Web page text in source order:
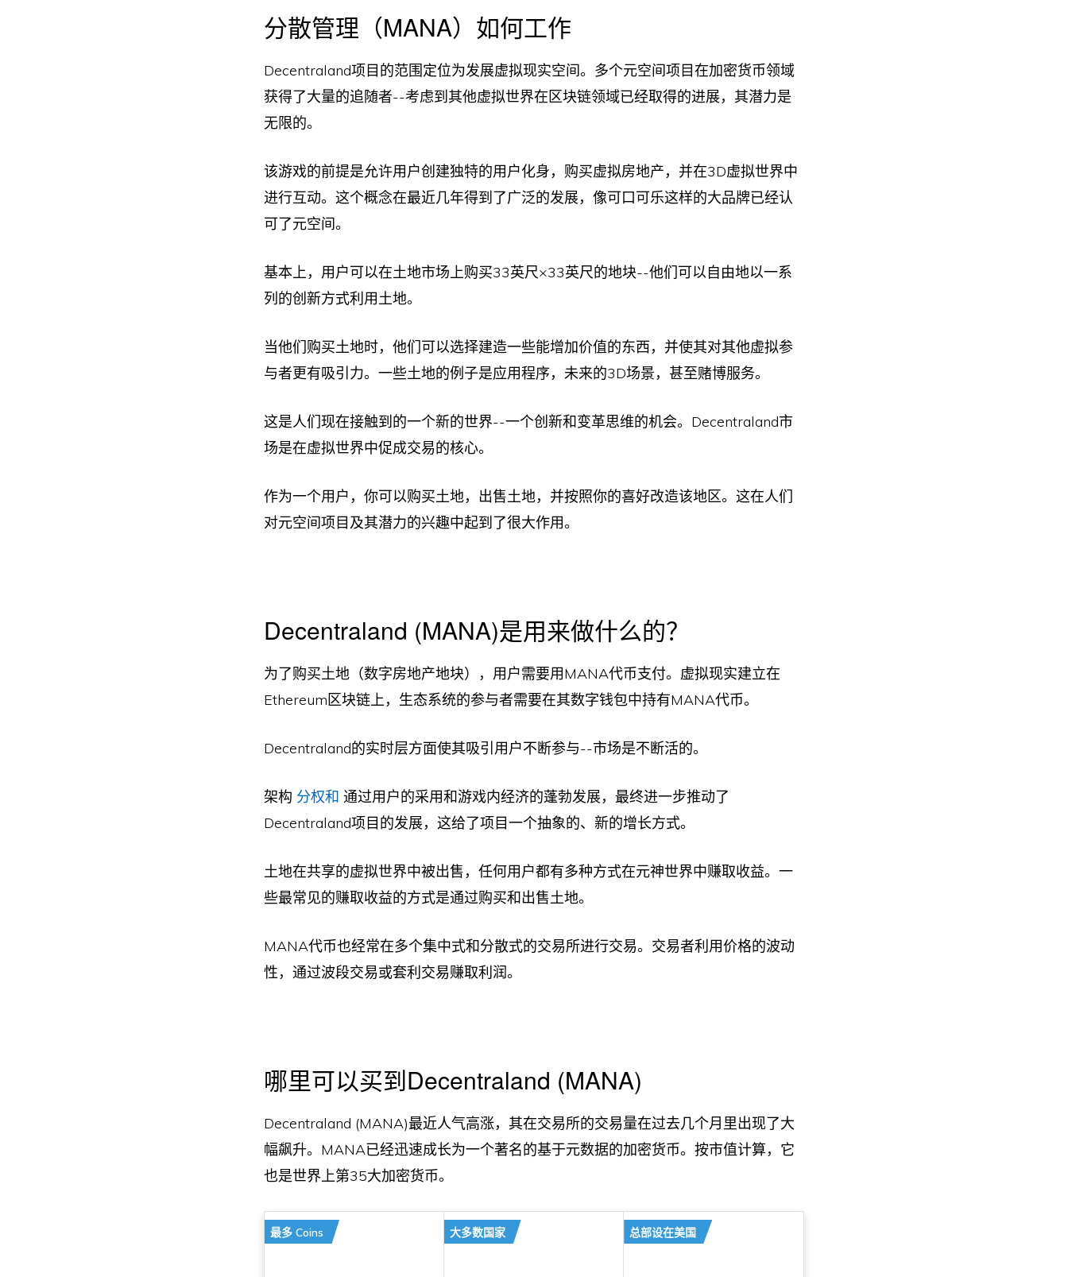
分散管理（MANA）如何工作
Decentraland项目的范围定位为发展虚拟现实空间。多个元空间项目在加密货币领域
获得了大量的追随者--考虑到其他虚拟世界在区块链领域已经取得的进展，其潜力是
无限的。
该游戏的前提是允许用户创建独特的用户化身，购买虚拟房地产，并在3D虚拟世界中
进行互动。这个概念在最近几年得到了广泛的发展，像可口可乐这样的大品牌已经认
可了元空间。
基本上，用户可以在土地市场上购买33英尺×33英尺的地块--他们可以自由地以一系
列的创新方式利用土地。
当他们购买土地时，他们可以选择建造一些能增加价值的东西，并使其对其他虚拟参
与者更有吸引力。一些土地的例子是应用程序，未来的3D场景，甚至赌博服务。
这是人们现在接触到的一个新的世界--一个创新和变革思维的机会。Decentraland市
场是在虚拟世界中促成交易的核心。
作为一个用户，你可以购买土地，出售土地，并按照你的喜好改造该地区。这在人们
对元空间项目及其潜力的兴趣中起到了很大作用。
Decentraland (MANA)是用来做什么的？
为了购买土地（数字房地产地块），用户需要用MANA代币支付。虚拟现实建立在
Ethereum区块链上，生态系统的参与者需要在其数字钱包中持有MANA代币。
Decentraland的实时层方面使其吸引用户不断参与--市场是不断活的。
架构 分权和 通过用户的采用和游戏内经济的蓬勃发展，最终进一步推动了
Decentraland项目的发展，这给了项目一个抽象的、新的增长方式。
土地在共享的虚拟世界中被出售，任何用户都有多种方式在元神世界中赚取收益。一
些最常见的赚取收益的方式是通过购买和出售土地。
MANA代币也经常在多个集中式和分散式的交易所进行交易。交易者利用价格的波动
性，通过波段交易或套利交易赚取利润。
哪里可以买到Decentraland (MANA)
Decentraland (MANA)最近人气高涨，其在交易所的交易量在过去几个月里出现了大
幅飙升。MANA已经迅速成长为一个著名的基于元数据的加密货币。按市值计算，它
也是世界上第35大加密货币。
最多 Coins 大多数国家 总部设在美国